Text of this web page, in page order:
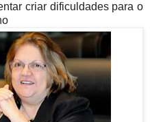
criar dificuldades para o